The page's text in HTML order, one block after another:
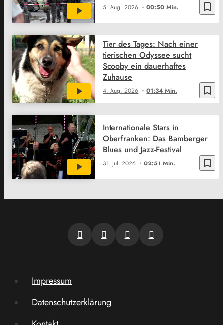
bookmark_border
5. Aug. 2026 00:50 Min.
bookmark_border
4. Aug. 2026 01:34 Min.
Tier des Tages: Nach einer
tierischen Odyssee sucht
Scooby ein dauerhaftes
Zuhause
bookmark_border
31. Juli 2026 02:51 Min.
Internationale Stars in
Oberfranken: Das Bamberger
Blues und Jazz-Festival
Impressum
Datenschutzerklärung